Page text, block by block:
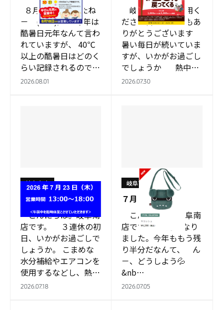
８月になりましたね
－ (^O^)／ 今年は
酷暑日元年なんて言わ
れていますが、 40℃
以上の酷暑日はどのく
らい記録されるのでし
ょうかね 「酷
2026.08.01
岐阜南店をご利用く
ださる皆様、いつもあ
りがとうございます
暑い毎日が続いていま
すが、いかがお過ごし
でしょうか 熱中症
対策に水分と共…
2026.07.30
お知らせ
岐阜南店
こんにちは。岐阜南
店です。 ３連休の初
日、いかがお過ごしで
しょうか。 こまめな
水分補給やエアコンを
使用するなどし、熱中
症に警戒してください
2026.07.18
７月
岐阜南店
こんにちは。岐阜南
店です。 ７月になり
ました。今年ももう残
り半分だなんて、 ん
－、どうしよう💦
&nb…
2026.07.05